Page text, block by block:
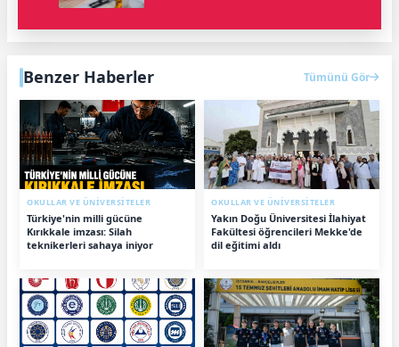
Benzer Haberler Tümünü Gör
OKULLAR VE ÜNİVERSİTELER
Türkiye'nin milli gücüne
Kırıkkale imzası: Silah
teknikerleri sahaya iniyor
OKULLAR VE ÜNİVERSİTELER
Yakın Doğu Üniversitesi İlahiyat
Fakültesi öğrencileri Mekke'de
dil eğitimi aldı